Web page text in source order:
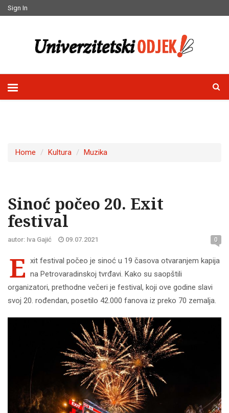
Sign In
Home Kultura Muzika
Sinoć počeo 20. Exit
festival
autor: Iva Gajić 09.07.2021 0
E xit festival počeo je sinoć u 19 časova otvaranjem kapija
na Petrovaradinskoj tvrđavi. Kako su saopštili
organizatori, prethodne večeri je festival, koji ove godine slavi
svoj 20. rođendan, posetilo 42.000 fanova iz preko 70 zemalja.